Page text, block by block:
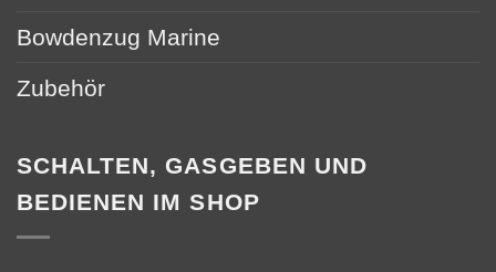
Bowdenzug Marine
Zubehör
SCHALTEN, GASGEBEN UND
BEDIENEN IM SHOP